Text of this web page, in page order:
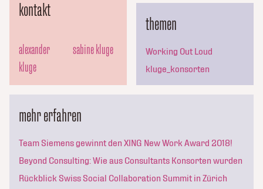
kontakt
alexander
kluge
sabine kluge
themen
Working Out Loud
kluge_konsorten
mehr erfahren
Team Siemens gewinnt den XING New Work Award 2018!
Beyond Consulting: Wie aus Consultants Konsorten wurden
Rückblick Swiss Social Collaboration Summit in Zürich